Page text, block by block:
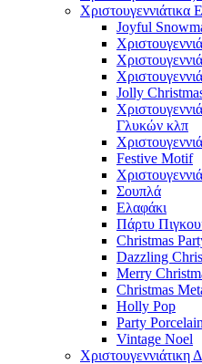
Χριστουγεννιάτικα
Joyful
Jolly
Γλυκών κλπ
Festive Motif
Σουπλά
Ελαφάκι
Πάρτυ
Christmas
Dazzling
Merry
Christmas
Holly Pop
Party
Vintage Noel
Χριστουγεννιάτικη